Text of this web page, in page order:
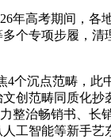
年高考期间，各
个专项步履，清
沉点范畴，此
创范畴同质化抄
整治畅销书、长
工智能等新手艺